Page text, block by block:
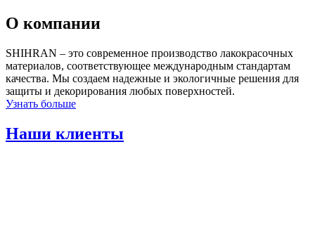
О компании
SHIHRAN – это современное производство лакокрасочных
материалов, соответствующее международным стандартам
качества. Мы создаем надежные и экологичные решения для
защиты и декорирования любых поверхностей.
Узнать больше
Наши клиенты